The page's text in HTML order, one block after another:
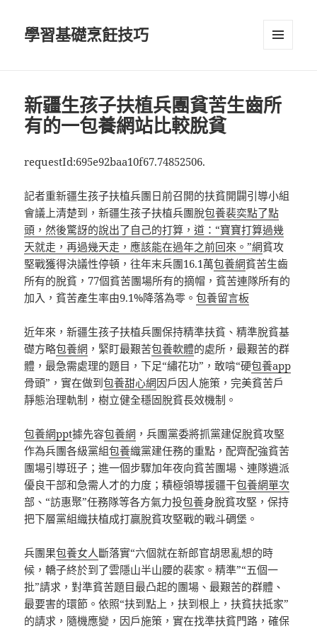
學習基礎烹飪技巧
新疆生孩子扶植兵團貧苦生齒所
有的一包養網站比較脫貧
requestId:695e92baa10f67.74852506.
記者重新疆生孩子扶植兵團日前召開的扶貧開闢引導小組
會議上清楚到，新疆生孩子扶植兵團脫包養裴奕點了點
頭，然後驚訝的說出了自己的打算，道：“寶寶打算過幾
天就走，再過幾天走，應該能在過年之前回來。”網貧攻
堅戰獲得決議性停頓，往年末兵團16.1萬包養網貧苦生齒
所有的脫貧，77個貧苦團場所有的摘帽，貧苦連隊所有的
加入，貧苦產生率由9.1%降落為零。包養留言板
近年來，新疆生孩子扶植兵團保持精準扶貧、精準脫貧基
礎方略包養網 ，緊盯最艱苦包養軟體的處所，最艱苦的群
體，最急需處理的題目，下足“繡花功”，敢啃“硬包養app
骨頭”，實在做到包養甜心網因戶因人施策，完美貧苦戶
靜態治理軌制，樹立健全穩固脫貧長效機制。
包養網ppt據先容包養網 ，兵團黨委將抓黨建促脫貧攻堅
作為兵團各級黨組包養織黨建任務的重點，配齊配強貧苦
團場引導班子；進一個步驟加年夜向貧苦團場、連隊遴派
優良干部和急需人才的力度；積極領導援疆干包養網單次
部、“訪惠聚”任務隊等各方氣力投包養身脫貧攻堅，保持
把下層黨組織扶植成打贏脫貧攻堅戰的戰斗碉堡。
兵團果包養女人斷落實“六個就在新郎官胡思亂想的時
候，轎子終於到了雲隱山半山腰的裴家。精準”“五個一
批”請求，對準貧苦題目最凸起的團場、最艱苦的群體、
最要害的環節。依照“扶到點上，扶到根上，扶貧扶抵家”
的請求，隨機應變，因戶施策，實在找準扶貧門路，確保